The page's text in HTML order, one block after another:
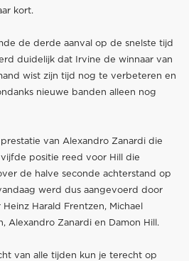
kort.
de derde aanval op de snelste tijd
duidelijk dat Irvine de winnaar van
wist zijn tijd nog te verbeteren en
nieuwe banden alleen nog
van Alexandro Zanardi die
positie reed voor Hill die
de halve seconde achterstand op
werd dus aangevoerd door
Harald Frentzen, Michael
Alexandro Zanardi en Damon Hill.
van alle tijden kun je terecht op